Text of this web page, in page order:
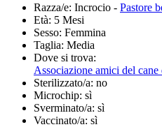
Razza/e: Incrocio - Pastore
Età: 5 Mesi
Sesso: Femmina
Taglia: Media
Dove si trova:
Associazione amici del
Sterilizzato/a: no
Microchip: sì
Sverminato/a: sì
Vaccinato/a: sì